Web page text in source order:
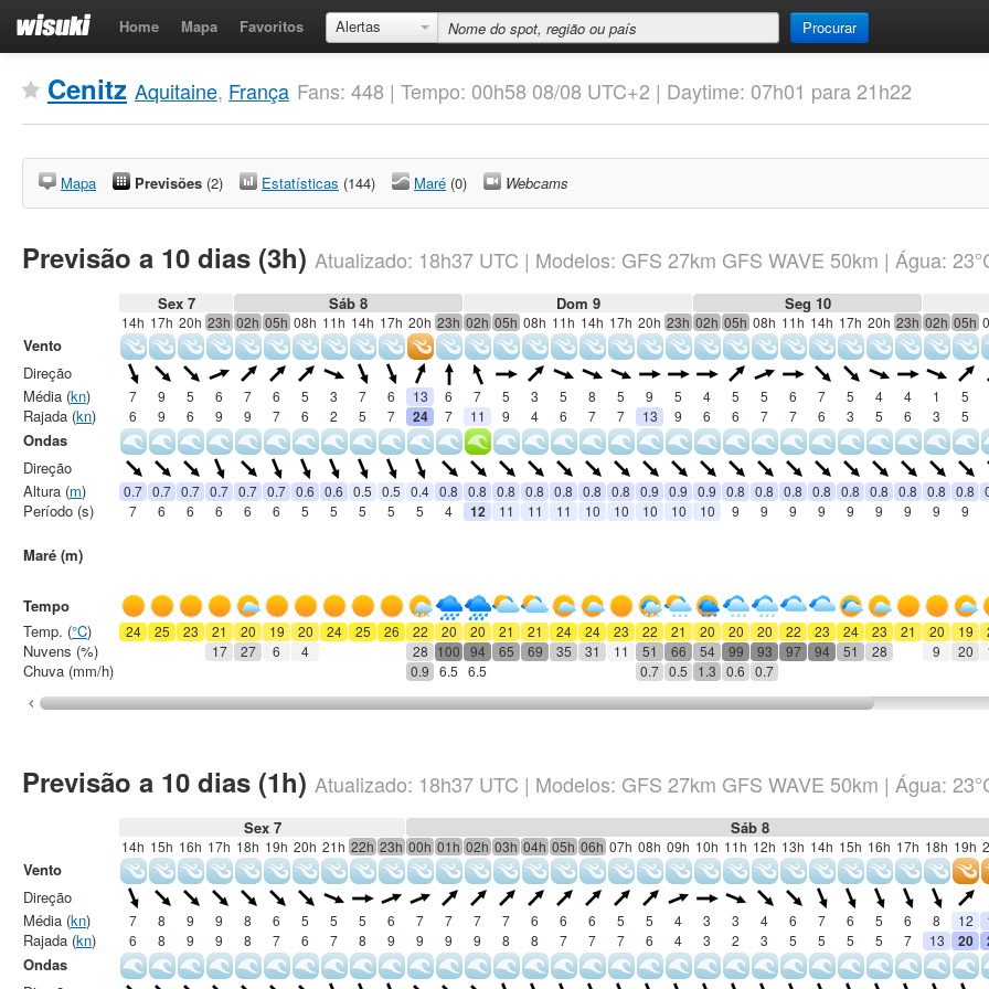
Home Mapa Favoritos Alertas Procurar
Cenitz Aquitaine, França Fans: 448 | Tempo: 00h58 08/08 UTC+2 | Daytime: 07h01 para 21h22
Mapa Previsões (2) Estatísticas (144) Maré (0) Webcams
Previsão a 10 dias (3h) Atualizado: 18h37 UTC | Modelos: GFS 27km GFS WAVE 50km | Água:
Sex 7 Sáb 8 Dom 9 Seg 10
14h 17h 20h 23h 02h 05h 08h 11h 14h 17h 20h 23h 02h 05h 08h 11h 14h 17h 20h 23h 02h 05h 08h 11h 14h 17h 20h 23h 02h 05h
7 9 5 6 7 6 5 3 7 6 13 6 7 5 3 5 8 5 9 5 4 5 5 6 7 5 4 4 1 5
6
9 6 9 9 7 6 2 5 7 24 7 11 9 4 6 7 7 13 9 6 6 7 7 6 3 5 6 3 5
0.7 0.7 0.7 0.7 0.7 0.7 0.6 0.6 0.5 0.5 0.4 0.8 0.8 0.8 0.8 0.8 0.8 0.8 0.9 0.9 0.9 0.8 0.8 0.8 0.8 0.8 0.8 0.8 0.8 0.8
7
6 6 6 6 6 5 5 5 5 5 4 12 11 11 11 10 10 10 10 10 9 9 9 9 9 9 9 9 9
24 25 23 21 20 19 20 24 25 26 22 20 20 21 21 24 24 23 22 21 20 20 20 22 23 24 23 21 20 19
17
27 6 4 28 100 94 65 69 35 31 11 51 66 54 99 93 97 94 51 28 9 20
0.9 6.5 6.5 0.7 0.5 1.3 0.6 0.7
Vento
Direção
Média (kn)
Rajada (kn)
Ondas
Direção
Altura (m)
Período (s)
Maré (m)
Tempo
Temp. (°C)
Nuvens (%)
Chuva (mm/h)
Previsão a 10 dias (1h) Atualizado: 18h37 UTC | Modelos: GFS 27km GFS WAVE 50km | Água:
Sex 7 Sáb 8
14h 15h 16h 17h 18h 19h 20h 21h 22h 23h 00h 01h 02h 03h 04h 05h 06h 07h 08h 09h 10h 11h 12h 13h 14h 15h 16h 17h 18h 19h
7 8 9 9 8 6 5 5 5 6 7 7 7 7 6 6 6 5 5 4 3 3 4 6 7 6 5 6 8 12
6
8 9 9 8 7 6 7 8 9 9 9 9 8 8 7 7 7 6 4 3 2 3 5 5 5 5 7 13 20
Vento
Direção
Média (kn)
Rajada (kn)
Ondas